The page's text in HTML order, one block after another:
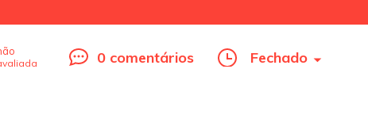
0 comentários Fechado